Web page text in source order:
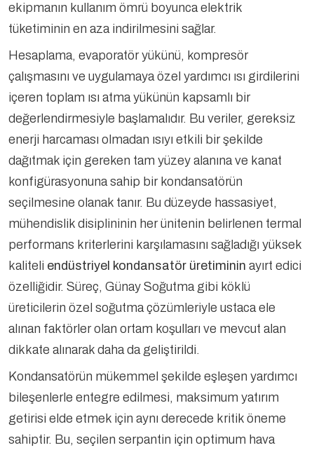
ekipmanın kullanım ömrü boyunca elektrik
tüketiminin en aza indirilmesini sağlar.
Hesaplama, evaporatör yükünü, kompresör
çalışmasını ve uygulamaya özel yardımcı ısı girdilerini
içeren toplam ısı atma yükünün kapsamlı bir
değerlendirmesiyle başlamalıdır. Bu veriler, gereksiz
enerji harcaması olmadan ısıyı etkili bir şekilde
dağıtmak için gereken tam yüzey alanına ve kanat
konfigürasyonuna sahip bir kondansatörün
seçilmesine olanak tanır. Bu düzeyde hassasiyet,
mühendislik disiplininin her ünitenin belirlenen termal
performans kriterlerini karşılamasını sağladığı yüksek
kaliteli endüstriyel kondansatör üretiminin ayırt edici
özelliğidir. Süreç, Günay Soğutma gibi köklü
üreticilerin özel soğutma çözümleriyle ustaca ele
alınan faktörler olan ortam koşulları ve mevcut alan
dikkate alınarak daha da geliştirildi.
Kondansatörün mükemmel şekilde eşleşen yardımcı
bileşenlerle entegre edilmesi, maksimum yatırım
getirisi elde etmek için aynı derecede kritik öneme
sahiptir. Bu, seçilen serpantin için optimum hava